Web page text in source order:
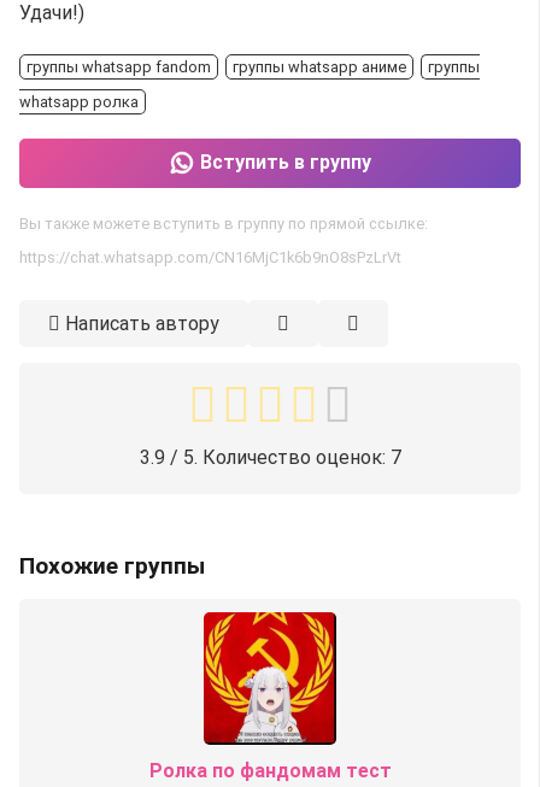
Удачи!)
группы whatsapp fandom группы whatsapp аниме
группы
whatsapp ролка
Вступить в группу
Вы также можете вступить в группу по прямой ссылке:
https://chat.whatsapp.com/CN16MjC1k6b9nO8sPzLrVt
Написать автору
3.9 / 5. Количество оценок: 7
Похожие группы
Ролка по фандомам тест